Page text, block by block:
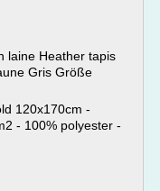
laine Heather tapis
Gris Größe
120x170cm -
- 100% polyester -